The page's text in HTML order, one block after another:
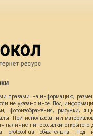
правами на информацию,
не указано иное. Под
фотоизображения, рисунки,
При использовании
наличие гиперссылки открытого
обязательна. Под